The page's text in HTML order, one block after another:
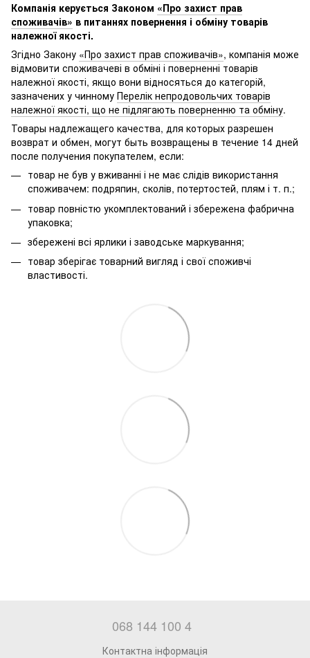
Компанія керується Законом «Про захист прав
споживачів» в питаннях повернення і обміну товарів
належної якості.
Згідно Закону «Про захист прав споживачів», компанія може
відмовити споживачеві в обміні і поверненні товарів
належної якості, якщо вони відносяться до категорій,
зазначених у чинному Перелік непродовольчих товарів
належної якості, що не підлягають поверненню та обміну.
Товары надлежащего качества, для которых разрешен
возврат и обмен, могут быть возвращены в течение 14 дней
после получения покупателем, если:
товар не був у вживанні і не має слідів використання
споживачем: подряпин, сколів, потертостей, плям і т. п.;
товар повністю укомплектований і збережена фабрична
упаковка;
збережені всі ярлики і заводське маркування;
товар зберігає товарний вигляд і свої споживчі
властивості.
068 144 100 4
Контактна інформація